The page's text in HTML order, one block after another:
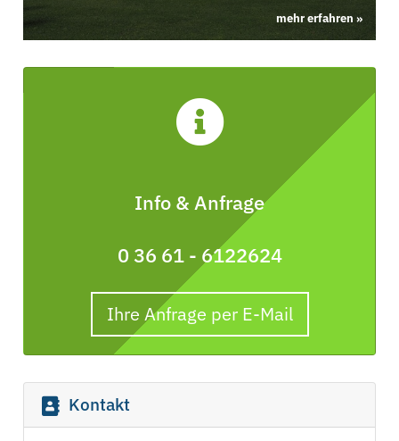
mehr erfahren »
Info & Anfrage
0 36 61 - 6122624
Ihre Anfrage per E-Mail
Kontakt